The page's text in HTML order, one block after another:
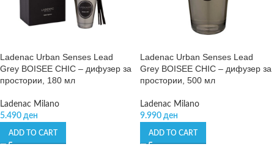
Ladenac Urban Senses Lead
Grey BOISEE CHIC – дифузер за
простории, 180 мл
Ladenac Milano
5.490 ден
ADD TO CART
Ladenac Urban Senses Lead
Grey BOISEE CHIC – дифузер за
простории, 500 мл
Ladenac Milano
9.990 ден
ADD TO CART